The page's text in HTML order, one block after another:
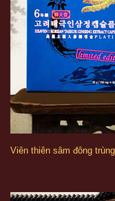
Viên thiên sâm đông